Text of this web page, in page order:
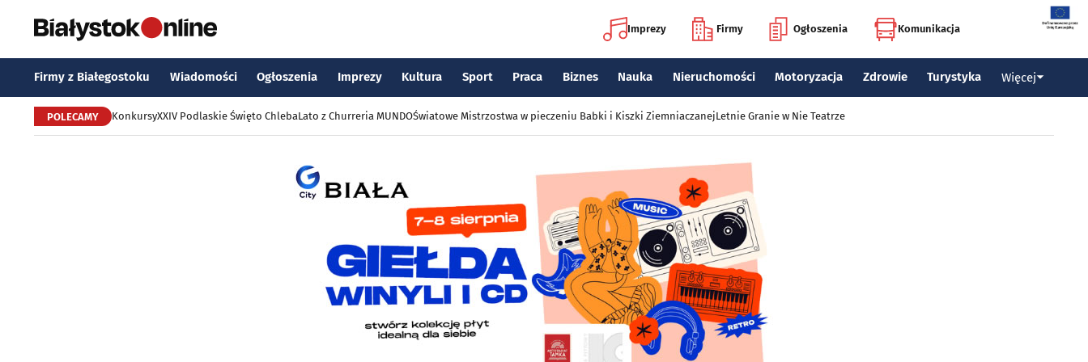
Imprezy Firmy Ogłoszenia Komunikacja
Firmy z Białegostoku Wiadomości Ogłoszenia Imprezy Kultura Sport Praca Biznes Nauka Nieruchomości Motoryzacja Zdrowie Turystyka Więcej
POLECAMY KonkursyXXIV Podlaskie Święto ChlebaLato z Churreria MUNDOŚwiatowe Mistrzostwa w pieczeniu Babki i Kiszki ZiemniaczanejLetnie Granie w Nie Teatrze